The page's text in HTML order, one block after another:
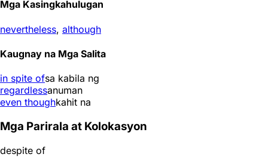
Mga Kasingkahulugan
nevertheless, although
Kaugnay na Mga Salita
in spite ofsa kabila ng
regardlessanuman
even thoughkahit na
Mga Parirala at Kolokasyon
despite of